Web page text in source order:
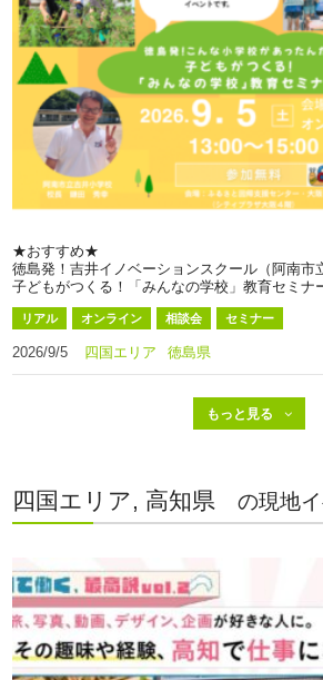
★おすすめ★
徳島発！吉井イノベーションスクール（阿南市
子どもがつくる！「みんなの学校」教育セミナ
リアル オンライン 相談会 セミナー
2026/9/5 四国エリア 徳島県
四国エリア, 高知県 の現地